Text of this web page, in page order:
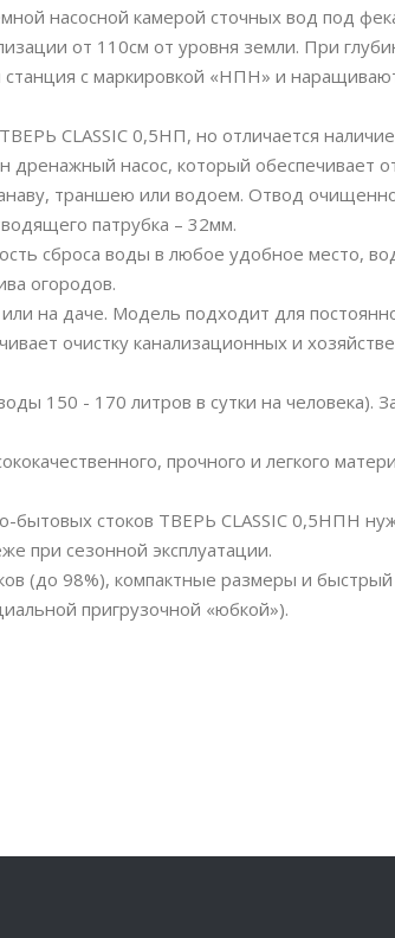
насосной камерой сточных вод под
от 110см от уровня земли. При
с маркировкой «НПН» и
CLASSIC 0,5НП, но отличается
дренажный насос, который обеспечивает
траншею или водоем. Отвод
патрубка – 32мм.
сброса воды в любое удобное место,
огородов.
на даче. Модель подходит для
очистку канализационных и
150 - 170 литров в сутки на человека).
прочного и легкого
бытовых стоков ТВЕРЬ CLASSIC 0,5НПН
при сезонной эксплуатации.
(до 98%), компактные размеры и
пригрузочной «юбкой»).